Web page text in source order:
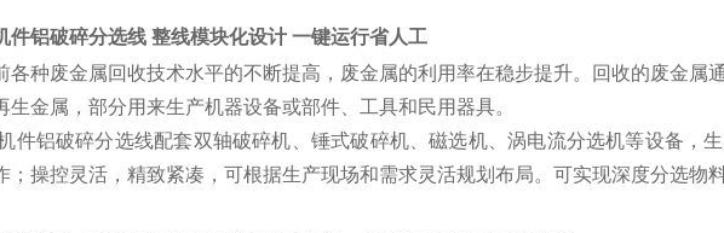
件铝破碎分选线整线模块化设计 一键运行省人工
各种废金属回收技术水平的不断提高，废金属的利用率在稳步提升。回收的废金属
生金属，部分用来生产机器设备或部件、工具和民用器具。
件铝破碎分选线配套双轴破碎机、锤式破碎机、磁选机、涡电流分选机等设备，
；操控灵活，精致紧凑，可根据生产现场和需求灵活规划布局。可实现深度分选物